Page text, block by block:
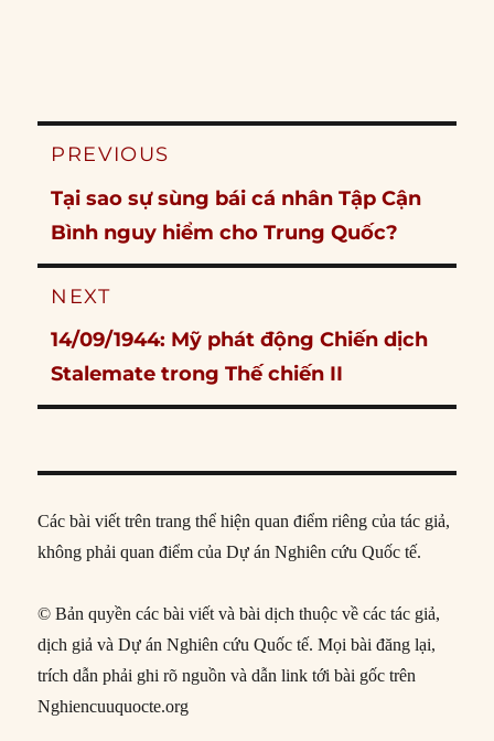
Post
PREVIOUS
Previous
post:
Tại sao sự sùng bái cá nhân Tập Cận
Bình nguy hiểm cho Trung Quốc?
NEXT
Next
post:
14/09/1944: Mỹ phát động Chiến dịch
Stalemate trong Thế chiến II
Các bài viết trên trang thể hiện quan điểm riêng của tác giả,
không phải quan điểm của Dự án Nghiên cứu Quốc tế.
© Bản quyền các bài viết và bài dịch thuộc về các tác giả,
dịch giả và Dự án Nghiên cứu Quốc tế. Mọi bài đăng lại,
trích dẫn phải ghi rõ nguồn và dẫn link tới bài gốc trên
Nghiencuuquocte.org